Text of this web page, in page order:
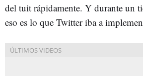
del tuit rápidamente. Y durante un
eso es lo que Twitter iba a